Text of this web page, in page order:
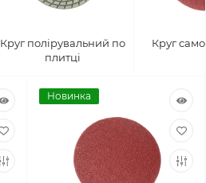
Круг полірувальний по
плитці
Круг
Новинка